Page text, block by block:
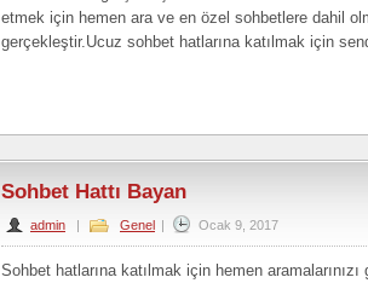
etmek için hemen ara ve en özel sohbetlere dahil
gerçekleştir.Ucuz sohbet hatlarına katılmak için
Sohbet Hattı Bayan
admin | Genel | Ocak 9, 2017
Sohbet hatlarına katılmak için hemen